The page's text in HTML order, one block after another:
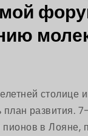
план развития.
в Лояне,